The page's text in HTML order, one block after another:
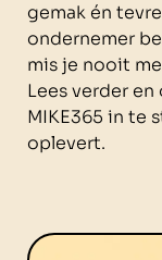
gemak én
ondernemer
mis je nooit
Lees verder
MIKE365 in te
oplevert.